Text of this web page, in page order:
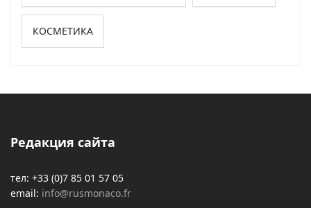
КОСМЕТИКА
Редакция сайта
тел: +33 (0)7 85 01 57 05
email: info@rusmonaco.fr